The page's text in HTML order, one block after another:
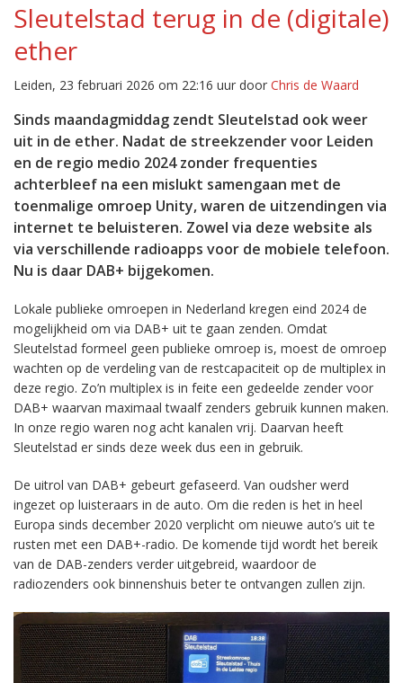
Sleutelstad terug in de (digitale)
ether
Leiden, 23 februari 2026 om 22:16 uur door Chris de Waard
Sinds maandagmiddag zendt Sleutelstad ook weer
uit in de ether. Nadat de streekzender voor Leiden
en de regio medio 2024 zonder frequenties
achterbleef na een mislukt samengaan met de
toenmalige omroep Unity, waren de uitzendingen via
internet te beluisteren. Zowel via deze website als
via verschillende radioapps voor de mobiele telefoon.
Nu is daar DAB+ bijgekomen.
Lokale publieke omroepen in Nederland kregen eind 2024 de
mogelijkheid om via DAB+ uit te gaan zenden. Omdat
Sleutelstad formeel geen publieke omroep is, moest de omroep
wachten op de verdeling van de restcapaciteit op de multiplex in
deze regio. Zo’n multiplex is in feite een gedeelde zender voor
DAB+ waarvan maximaal twaalf zenders gebruik kunnen maken.
In onze regio waren nog acht kanalen vrij. Daarvan heeft
Sleutelstad er sinds deze week dus een in gebruik.
De uitrol van DAB+ gebeurt gefaseerd. Van oudsher werd
ingezet op luisteraars in de auto. Om die reden is het in heel
Europa sinds december 2020 verplicht om nieuwe auto’s uit te
rusten met een DAB+-radio. De komende tijd wordt het bereik
van de DAB-zenders verder uitgebreid, waardoor de
radiozenders ook binnenshuis beter te ontvangen zullen zijn.